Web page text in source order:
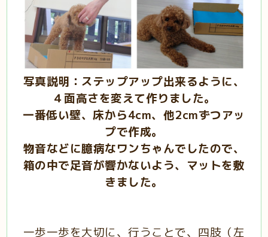
写真説明：ステップアップ出来るように、
４面高さを変えて作りました。
一番低い壁、床から4cm、他2cmずつアッ
プで作成。
物音などに臆病なワンちゃんでしたので、
箱の中で足音が響かないよう、マットを敷
きました。
一歩一歩を大切に、行うことで、四肢（左